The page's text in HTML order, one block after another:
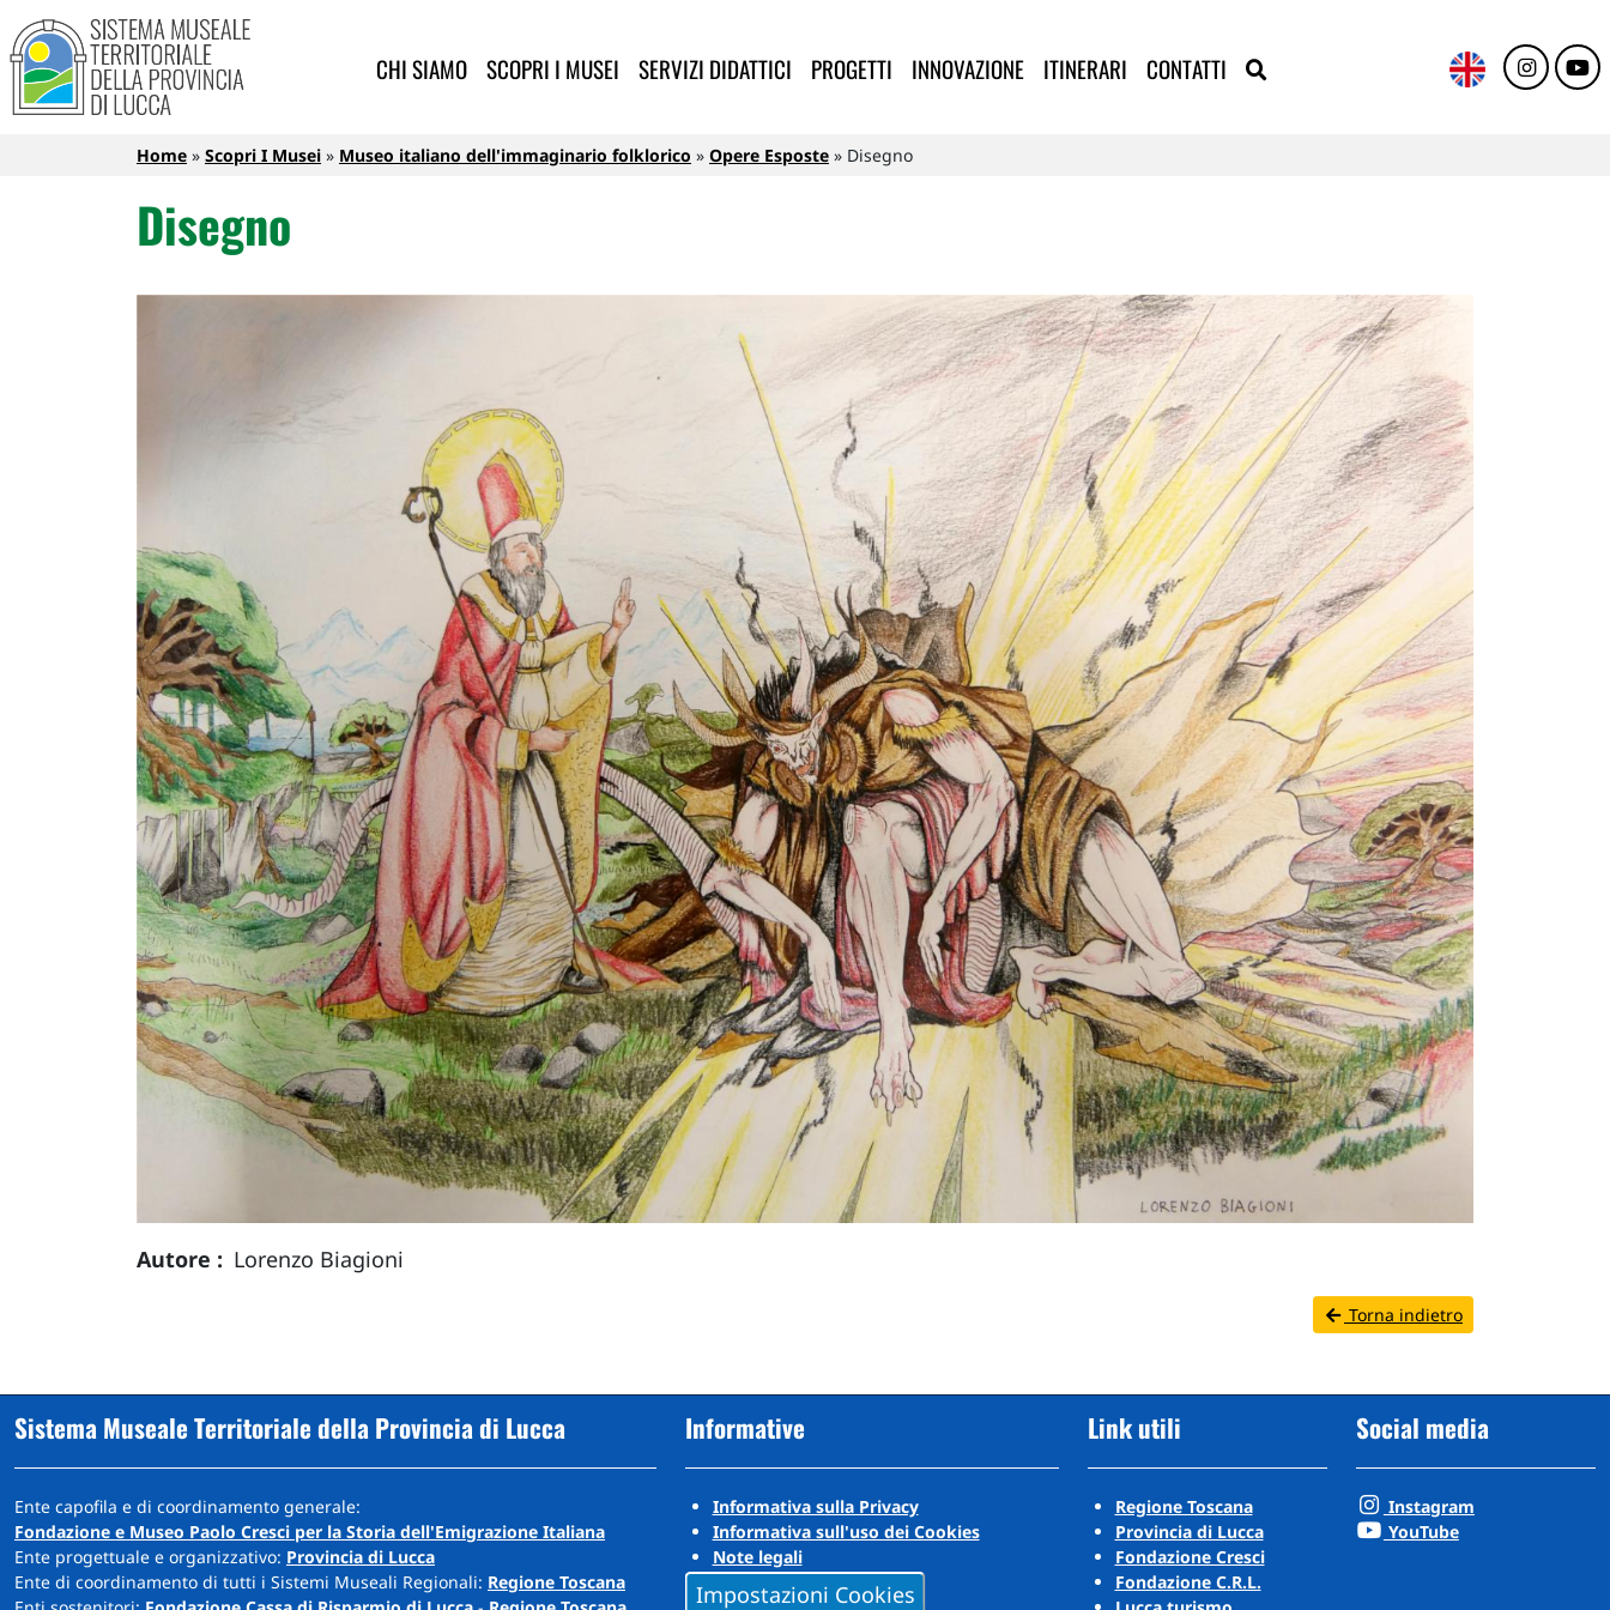
Salta al contenuto principale
Sistema Museale Territoriale della Provincia di Lucca
Navigazione principale
CHI SIAMO SCOPRI I MUSEI SERVIZI DIDATTICI PROGETTI INNOVAZIONE ITINERARI CONTATTI
Briciole di pane
Home Scopri I Musei Museo italiano dell'immaginario folklorico Opere Esposte Disegno
Disegno
Autore Lorenzo Biagioni
Torna indietro
Sistema Museale Territoriale della Provincia di Lucca
Ente capofila e di coordinamento generale:
Fondazione e Museo Paolo Cresci per la Storia dell'Emigrazione Italiana
Ente progettuale e organizzativo: Provincia di Lucca
Ente di coordinamento di tutti i Sistemi Museali Regionali: Regione Toscana
Informative
Informativa sulla Privacy
Informativa sull'uso dei Cookies
Note legali
Link utili
Regione Toscana
Provincia di Lucca
Fondazione Cresci
Fondazione C.R.L.
Social media
Instagram
YouTube
Impostazioni Cookies